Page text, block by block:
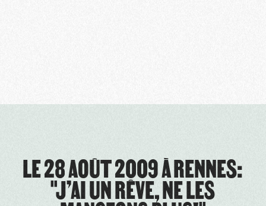
LE 28 AOÛT 2009 À RENNES:
"J’AI UN RÊVE, NE LES